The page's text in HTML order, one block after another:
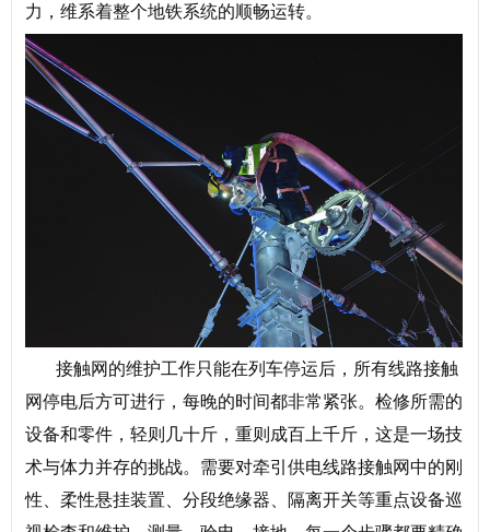
力，维系着整个地铁系统的顺畅运转。
接触网的维护工作只能在列车停运后，所有线路接触
网停电后方可进行，每晚的时间都非常紧张。检修所需的
设备和零件，轻则几十斤，重则成百上千斤，这是一场技
术与体力并存的挑战。需要对牵引供电线路接触网中的刚
性、柔性悬挂装置、分段绝缘器、隔离开关等重点设备巡